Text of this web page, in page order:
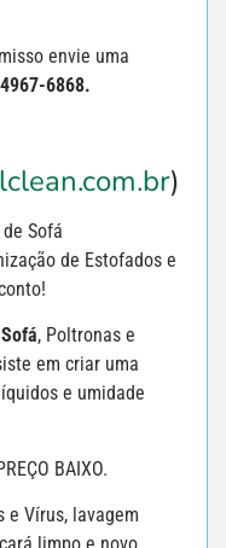
envie uma
6868.
)
Sofá
de Estofados e
, Poltronas e
em criar uma
e umidade
BAIXO.
e Vírus, lavagem